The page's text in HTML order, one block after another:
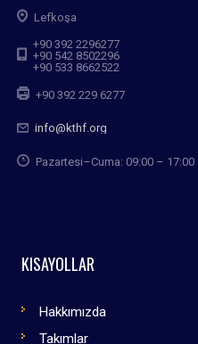
Lefkoşa
+90 392 2296277
+90 542 8502296
+90 533 8662522
+90 392 229 6277
info@kthf.org
Pazartesi–Cuma: 09:00 – 17:00
KISAYOLLAR
Hakkımızda
Takımlar